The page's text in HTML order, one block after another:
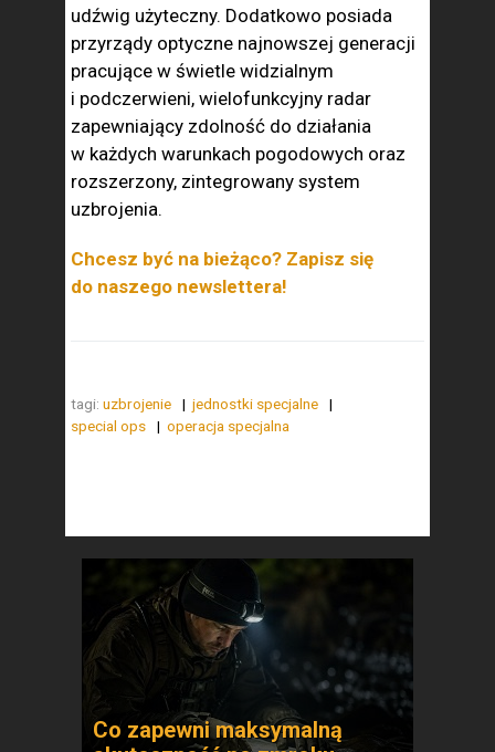
udźwig użyteczny. Dodatkowo posiada
przyrządy optyczne najnowszej generacji
pracujące w świetle widzialnym
i podczerwieni, wielofunkcyjny radar
zapewniający zdolność do działania
w każdych warunkach pogodowych oraz
rozszerzony, zintegrowany system
uzbrojenia.
Chcesz być na bieżąco? Zapisz się
do naszego newslettera!
tagi: uzbrojenie
jednostki specjalne
special ops
operacja specjalna
Co zapewni maksymalną